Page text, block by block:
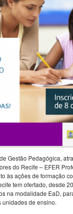
Gestão Pedagógica,
do Recife – EFER
às ações de formação
tem ofertado, desde
na modalidade EaD,
unidades de ensino.